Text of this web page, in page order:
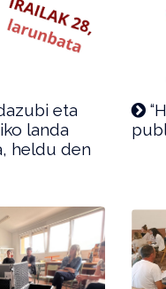
eta
landa
heldu den